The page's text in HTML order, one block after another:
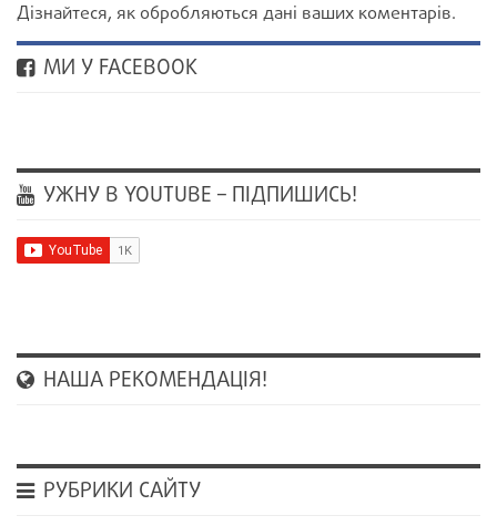
Дізнайтеся, як обробляються дані ваших коментарів.
МИ У FACEBOOK
УЖНУ В YOUTUBE – ПІДПИШИСЬ!
НАША РЕКОМЕНДАЦІЯ!
РУБРИКИ САЙТУ